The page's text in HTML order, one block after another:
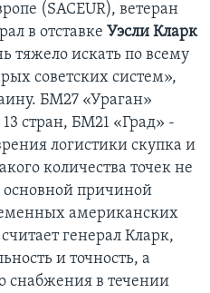
(SACEUR), ветеран
в отставке Уэсли Кларк
тяжело искать по всему
советских систем»,
БМ27 «Ураган»
стран, БМ21 «Град» -
логистики скупка и
количества точек не
причиной
американских
генерал Кларк,
и точность, а
снабжения в течении